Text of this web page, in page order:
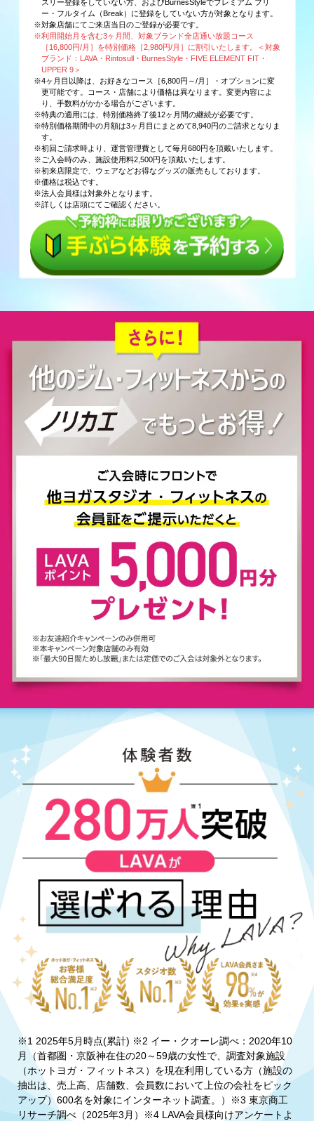
スリー登録をしていない方、およびBurnesStyleでプレミアム フリ
ー・フルタイム（Break）に登録をしていない方が対象となります。
※対象店舗にてご来店当日のご登録が必要です。
※利用開始月を含む3ヶ月間、対象ブランド全店通い放題コース
［16,800円/月］を特別価格［2,980円/月］に割引いたします。＜対象
ブランド：LAVA・Rintosull・BurnesStyle・FIVE ELEMENT FIT・
UPPER 9＞
※4ヶ月目以降は、お好きなコース［6,800円～/月］・オプションに変
更可能です。コース・店舗により価格は異なります。変更内容によ
り、手数料がかかる場合がございます。
※特典の適用には、特別価格終了後12ヶ月間の継続が必要です。
※特別価格期間中の月額は3ヶ月目にまとめて8,940円のご請求となりま
す。
※初回ご請求時より、運営管理費として毎月680円を頂戴いたします。
※ご入会時のみ、施設使用料2,500円を頂戴いたします。
※初来店限定で、ウェアなどお得なグッズの販売もしております。
※価格は税込です。
※法人会員様は対象外となります。
※詳しくは店頭にてご確認ください。
※1 2025年5月時点(累計) ※2 イー・クオーレ調べ：2020年10
月（首都圏・京阪神在住の20～59歳の女性で、調査対象施設
（ホットヨガ・フィットネス）を現在利用している方（施設の
抽出は、売上高、店舗数、会員数において上位の会社をピック
アップ）600名を対象にインターネット調査。）※3 東京商工
リサーチ調べ（2025年3月）※4 LAVA会員様向けアンケートよ